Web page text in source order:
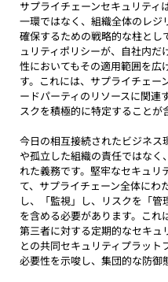
サプライチェーンセキュリティ
一環ではなく、組織全体のレジ
確保するための戦略的な柱とし
ュリティポリシーが、自社内
性においてもその適用範囲を広
す。これには、サプライチェー
ードパーティのリソースに関連
スクを積極的に特定することが
今日の相互接続されたビジネス
や孤立した組織の責任ではな
れた義務です。堅牢なセキュリ
て、サプライチェーン全体にわ
し、「監視」し、リスクを「
を含める必要があります。これ
第三者に対する定期的なセキュ
との共同セキュリティプラッ
必要性を示唆し、集団的な防御